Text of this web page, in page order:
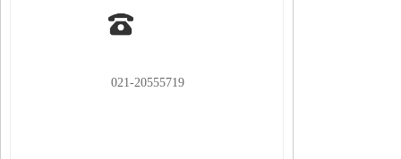
021-20555719